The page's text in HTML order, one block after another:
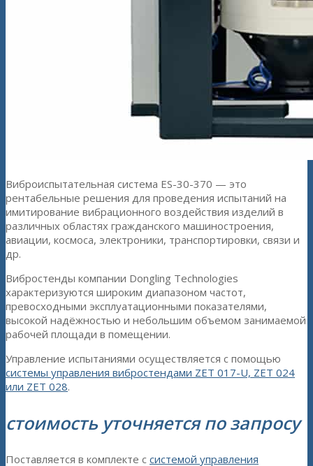
Виброиспытательная система ES-30-370 — это
рентабельные решения для проведения испытаний на
имитирование вибрационного воздействия изделий в
различных областях гражданского машиностроения,
авиации, космоса, электроники, транспортировки, связи и
др.
Вибростенды компании Dongling Technologies
характеризуются широким диапазоном частот,
превосходными эксплуатационными показателями,
высокой надёжностью и небольшим объемом занимаемой
рабочей площади в помещении.
Управление испытаниями осуществляется с помощью
системы управления вибростендами ZET 017-U, ZET 024
или ZET 028.
стоимость уточняется по запросу
Поставляется в комплекте с системой управления